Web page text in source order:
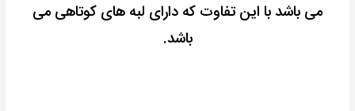
می باشد با این تفاوت که دارای لبه های کوتاهی می
باشد.